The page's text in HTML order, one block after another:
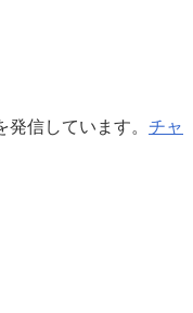
信しています。 チャ